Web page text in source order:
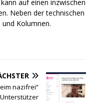
auf einen inzwischen
Neben der technischen
Kolumnen.
nazifrei“